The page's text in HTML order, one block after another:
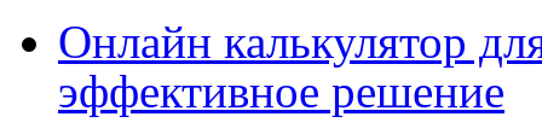
Онлайн калькулятор
эффективное решение